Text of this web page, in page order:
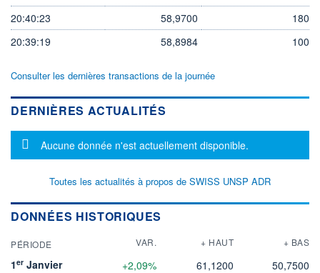
20:40:23
58,9700
180
20:39:19
58,8984 100
Consulter les dernières transactions de la journée
DERNIÈRES ACTUALITÉS
Message d'information
Aucune donnée n'est actuellement disponible.
Toutes les actualités à propos de SWISS UNSP ADR
DONNÉES HISTORIQUES
PÉRIODE VAR. + HAUT + BAS
1er Janvier +2,09% 61,1200
50,7500